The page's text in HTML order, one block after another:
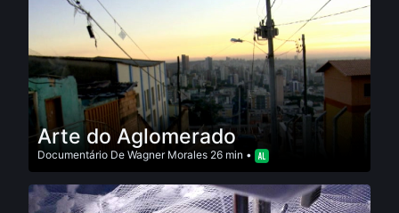
Arte do Aglomerado
Documentário De Wagner Morales 26 min •